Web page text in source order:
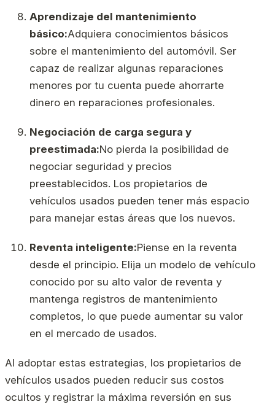
Aprendizaje del mantenimiento
básico:Adquiera conocimientos básicos
sobre el mantenimiento del automóvil. Ser
capaz de realizar algunas reparaciones
menores por tu cuenta puede ahorrarte
dinero en reparaciones profesionales.
Negociación de carga segura y
preestimada:No pierda la posibilidad de
negociar seguridad y precios
preestablecidos. Los propietarios de
vehículos usados ​​pueden tener más espacio
para manejar estas áreas que los nuevos.
Reventa inteligente:Piense en la reventa
desde el principio. Elija un modelo de vehículo
conocido por su alto valor de reventa y
mantenga registros de mantenimiento
completos, lo que puede aumentar su valor
en el mercado de usados.
Al adoptar estas estrategias, los propietarios de
vehículos usados ​​pueden reducir sus costos
ocultos y registrar la máxima reversión en sus